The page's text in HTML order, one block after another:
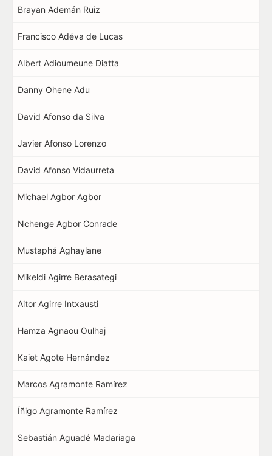
Brayan Ademán Ruiz
Francisco Adéva de Lucas
Albert Adioumeune Diatta
Danny Ohene Adu
David Afonso da Silva
Javier Afonso Lorenzo
David Afonso Vidaurreta
Michael Agbor Agbor
Nchenge Agbor Conrade
Mustaphá Aghaylane
Mikeldi Agirre Berasategi
Aitor Agirre Intxausti
Hamza Agnaou Oulhaj
Kaiet Agote Hernández
Marcos Agramonte Ramírez
Íñigo Agramonte Ramírez
Sebastián Aguadé Madariaga